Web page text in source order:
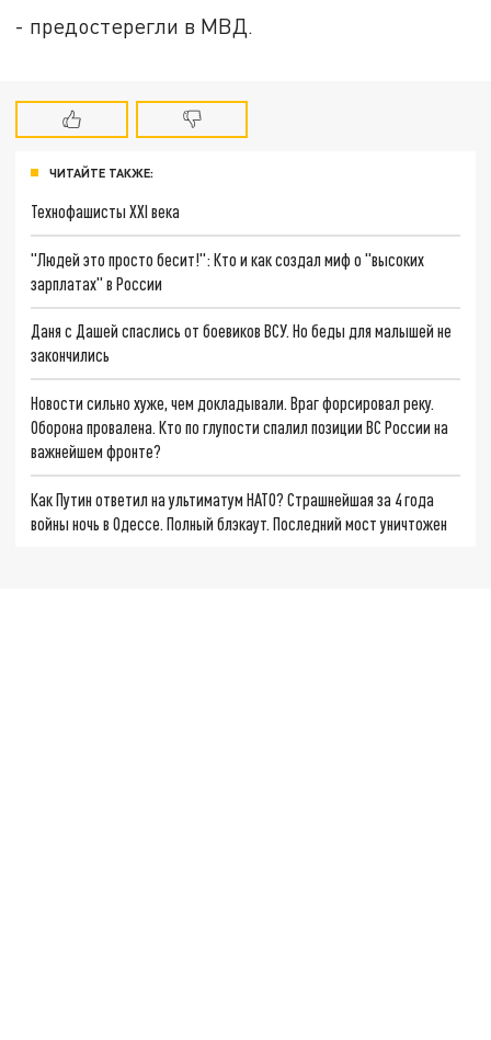
- предостерегли в МВД.
ЧИТАЙТЕ ТАКЖЕ:
Технофашисты XXI века
"Людей это просто бесит!": Кто и как создал миф о "высоких
зарплатах" в России
Даня с Дашей спаслись от боевиков ВСУ. Но беды для малышей не
закончились
Новости сильно хуже, чем докладывали. Враг форсировал реку.
Оборона провалена. Кто по глупости спалил позиции ВС России на
важнейшем фронте?
Как Путин ответил на ультиматум НАТО? Страшнейшая за 4 года
войны ночь в Одессе. Полный блэкаут. Последний мост уничтожен